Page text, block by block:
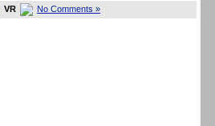
VR No Comments »